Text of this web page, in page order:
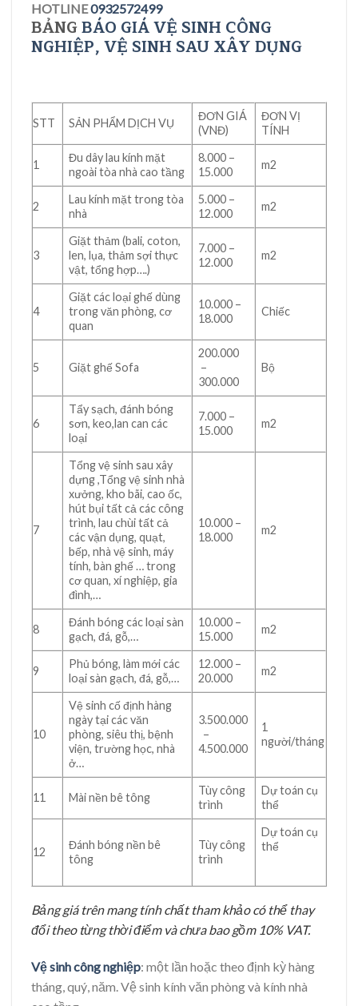
HOTLINE0932572499
BẢNGBÁO GIÁ VỆ SINH CÔNG
NGHIỆP, VỆ SINH SAU XÂY DỤNG
STT SẢN PHẨM DỊCH VỤ
ĐƠN GIÁ
(VNĐ)
ĐƠN VỊ
TÍNH
1
Đu dây lau kính mặt
ngoài tòa nhà cao tầng
8.000 –
15.000
m2
2
Lau kính mặt trong tòa
nhà
5.000 –
12.000
m2
3
Giặt thảm (bali, coton,
len, lụa, thảm sợi thực
vật, tổng hợp….)
7.000 –
12.000
m2
4
Giặt các loại ghế dùng
trong văn phòng, cơ
quan
10.000 –
18.000
Chiếc
5 Giặt ghế Sofa
200.000
–
300.000
Bộ
6
Tẩy sạch, đánh bóng
sơn, keo,lan can các
loại
7.000 –
15.000
m2
7
Tổng vệ sinh sau xây
dựng ,Tổng vệ sinh nhà
xưởng, kho bãi, cao ốc,
hút bụi tất cả các công
trình, lau chùi tất cả
các vận dụng, quạt,
bếp, nhà vệ sinh, máy
tính, bàn ghế … trong
cơ quan, xí nghiệp, gia
đình,…
10.000 –
18.000
m2
8
Đánh bóng các loại sàn
gạch, đá, gỗ,…
10.000 –
15.000
m2
9
Phủ bóng, làm mới các
loại sàn gạch, đá, gỗ,…
12.000 –
20.000
m2
10
Vệ sinh cố định hàng
ngày tại các văn
phòng, siêu thị, bệnh
viện, trường học, nhà
ở…
3.500.000
–
4.500.000
1
người/tháng
11 Mài nền bê tông
Tùy công
trình
Dự toán cụ
thể
12
Đánh bóng nền bê
tông
Tùy công
trình
Dự toán cụ
thể
Bảng giá trên mang tính chất tham khảo có thể thay
đổi theo từng thời điểm và chưa bao gồm 10% VAT.
Vệ sinh công nghiệp: một lần hoặc theo định kỳ hàng
tháng, quý, năm. Vệ sinh kính văn phòng và kính nhà